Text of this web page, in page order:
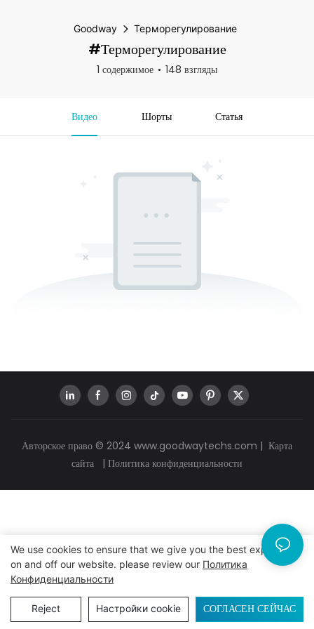
Goodway Терморегулирование
#Терморегулирование
1 содержимое 148 взгляды
Видео Шорты Статья
Авторское право © 2024 www.goodwaytechs.com | Карта
сайта
| Политика конфиденциальности
We use cookies to ensure that we give you the best experience
on and off our website. please review our Политика
Конфиденциальности
Reject Настройки cookie СОГЛАСЕН СЕЙЧАС